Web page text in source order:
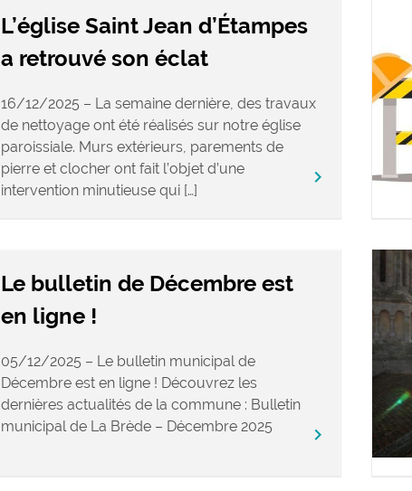
L’église Saint Jean d’Étampes
a retrouvé son éclat
16/12/2025 – La semaine dernière, des travaux
de nettoyage ont été réalisés sur notre église
paroissiale. Murs extérieurs, parements de
pierre et clocher ont fait l’objet d’une
intervention minutieuse qui […]
keyboard_arrow_right
Le bulletin de Décembre est
en ligne !
05/12/2025 – Le bulletin municipal de
Décembre est en ligne ! Découvrez les
dernières actualités de la commune : Bulletin
municipal de La Brède – Décembre 2025
keyboard_arrow_right